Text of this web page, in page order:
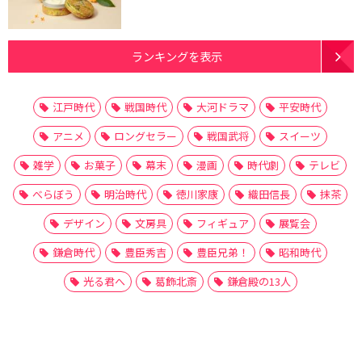
ランキングを表示
江戸時代 戦国時代 大河ドラマ
平安時代
アニメ
ロングセラー 戦国武将
スイーツ
雑学
お菓子 幕末 漫画 時代劇
テレビ
べらぼう
明治時代 徳川家康 織田信長
抹茶
デザイン
文房具 フィギュア
展覧会
鎌倉時代
豊臣秀吉 豊臣兄弟！
昭和時代
光る君へ
葛飾北斎 鎌倉殿の13人